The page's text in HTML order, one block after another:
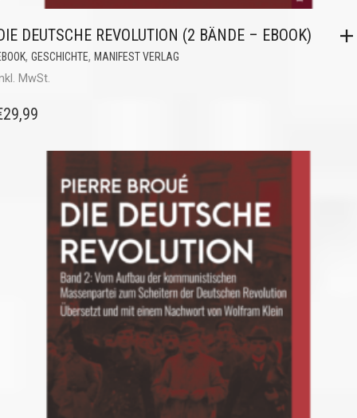
DEUTSCHE REVOLUTION (2 BÄNDE – EBOOK)
, GESCHICHTE, MANIFEST VERLAG
MwSt.
29,99